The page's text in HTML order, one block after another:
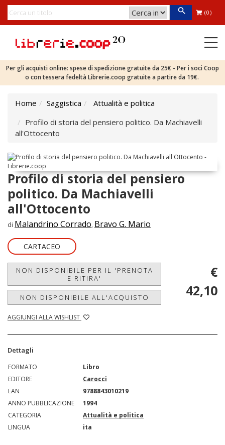
(0)
Per gli acquisti online: spese di spedizione gratuite da 25€ - Per i soci Coop
o con tessera fedeltà Librerie.coop gratuite a partire da 19€.
Home Saggistica
Attualità e politica
Profilo di storia del pensiero politico. Da Machiavelli
all'Ottocento
Profilo di storia del pensiero
politico. Da Machiavelli
all'Ottocento
di Malandrino Corrado, Bravo G. Mario
CARTACEO
NON DISPONIBILE PER IL 'PRENOTA
E RITIRA'
NON DISPONIBILE ALL'ACQUISTO
AGGIUNGI ALLA WISHLIST
€
42,10
Dettagli
FORMATO
Libro
EDITORE
Carocci
EAN
9788843010219
ANNO PUBBLICAZIONE
1994
CATEGORIA
Attualità e politica
LINGUA
ita